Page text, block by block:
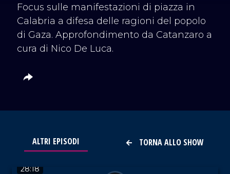
Focus sulle manifestazioni di piazza in
Calabria a difesa delle ragioni del popolo
di Gaza. Approfondimento da Catanzaro a
cura di Nico De Luca.
TORNA ALLO SHOW
ALTRI EPISODI
28:18
VAI AL TITOLO